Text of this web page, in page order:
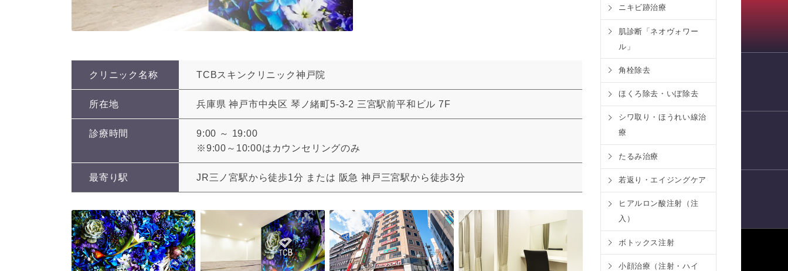
クリニック名称 TCBスキンクリニック神戸院
所在地 兵庫県 神戸市中央区 琴ノ緒町5-3-2 三宮駅前平和ビル 7F
診療時間
9:00 ～ 19:00
※9:00～10:00はカウンセリングのみ
最寄り駅 JR三ノ宮駅から徒歩1分 または 阪急 神戸三宮駅から徒歩3分
ニキビ跡治療
肌診断「ネオヴォワー
ル」
角栓除去
ほくろ除去・いぼ除去
シワ取り・ほうれい線治
療
たるみ治療
若返り・エイジングケア
ヒアルロン酸注射（注
入）
ボトックス注射
小顔治療（注射・ハイ